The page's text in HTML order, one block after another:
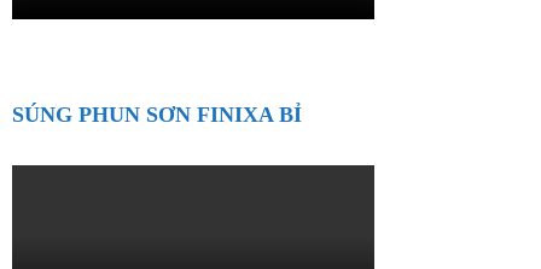
SÚNG PHUN SƠN FINIXA BỈ